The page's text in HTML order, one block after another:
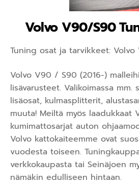
Volvo V90/S90
Tuning osat ja tarvikkeet:
Volvo V90 / S90 (2016-)
lisävarusteet. Valikoimassa mm.
lisäosat, kulmasplitterit,
muuta! Meiltä myös laadukkaat
kumimattosarjat auton
Volvo kattokaiteemme ovat
vuodesta toiseen.
verkkokaupasta tai Seinäjoen
nämäkin edulliseen hintaan.